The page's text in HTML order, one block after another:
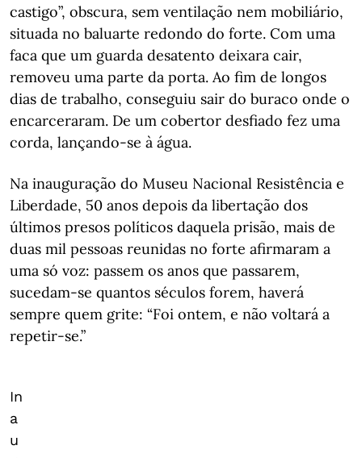
castigo”, obscura, sem ventilação nem mobiliário,
situada no baluarte redondo do forte. Com uma
faca que um guarda desatento deixara cair,
removeu uma parte da porta. Ao fim de longos
dias de trabalho, conseguiu sair do buraco onde o
encarceraram. De um cobertor desfiado fez uma
corda, lançando-se à água.
Na inauguração do Museu Nacional Resistência e
Liberdade, 50 anos depois da libertação dos
últimos presos políticos daquela prisão, mais de
duas mil pessoas reunidas no forte afirmaram a
uma só voz: passem os anos que passarem,
sucedam-se quantos séculos forem, haverá
sempre quem grite: “Foi ontem, e não voltará a
repetir-se.”
In
a
u